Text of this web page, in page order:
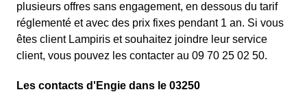
plusieurs offres sans engagement, en dessous du tarif
réglementé et avec des prix fixes pendant 1 an. Si vous
êtes client Lampiris et souhaitez joindre leur service
client, vous pouvez les contacter au 09 70 25 02 50.
Les contacts d'Engie dans le 03250